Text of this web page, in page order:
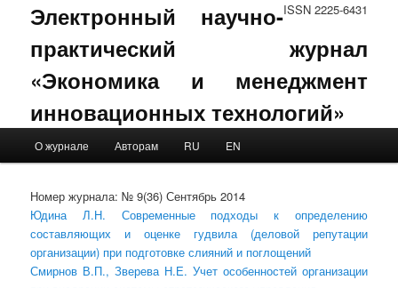
ISSN 2225-6431
Электронный научно-
практический журнал
«Экономика и менеджмент
инновационных технологий»
Skip to primary content
Skip to secondary content
О журнале Авторам RU EN
Номер журнала: № 9(36) Сентябрь 2014
Юдина Л.Н. Современные подходы к определению
составляющих и оценке гудвила (деловой репутации
организации) при подготовке слияний и поглощений
Смирнов В.П., Зверева Н.Е. Учет особенностей организации